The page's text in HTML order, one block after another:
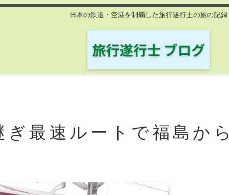
日本の鉄道・空港を制覇した旅行遂行士の旅の記録
ぎ最速ルートで福島から